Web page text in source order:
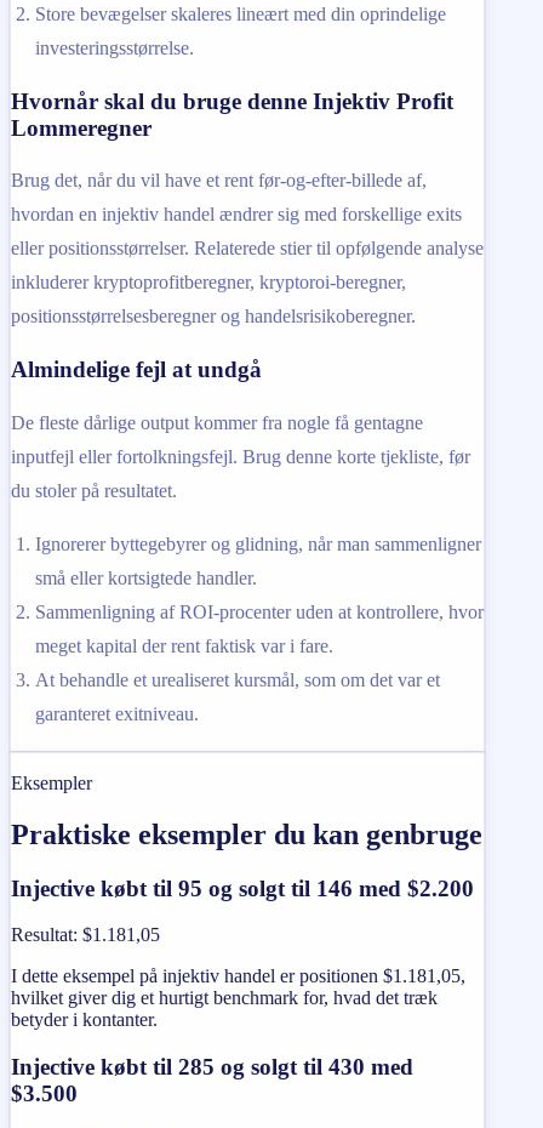
Store bevægelser skaleres lineært med din oprindelige
investeringsstørrelse.
Hvornår skal du bruge denne Injektiv Profit
Lommeregner
Brug det, når du vil have et rent før-og-efter-billede af,
hvordan en injektiv handel ændrer sig med forskellige exits
eller positionsstørrelser. Relaterede stier til opfølgende analyse
inkluderer kryptoprofitberegner, kryptoroi-beregner,
positionsstørrelsesberegner og handelsrisikoberegner.
Almindelige fejl at undgå
De fleste dårlige output kommer fra nogle få gentagne
inputfejl eller fortolkningsfejl. Brug denne korte tjekliste, før
du stoler på resultatet.
Ignorerer byttegebyrer og glidning, når man sammenligner
små eller kortsigtede handler.
Sammenligning af ROI-procenter uden at kontrollere, hvor
meget kapital der rent faktisk var i fare.
At behandle et urealiseret kursmål, som om det var et
garanteret exitniveau.
Eksempler
Praktiske eksempler du kan genbruge
Injective købt til 95 og solgt til 146 med $2.200
Resultat: $1.181,05
I dette eksempel på injektiv handel er positionen $1.181,05,
hvilket giver dig et hurtigt benchmark for, hvad det træk
betyder i kontanter.
Injective købt til 285 og solgt til 430 med
$3.500